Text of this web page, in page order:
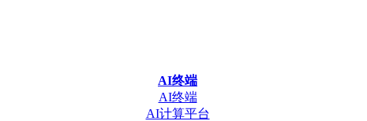
AI终端
AI终端
AI计算平台